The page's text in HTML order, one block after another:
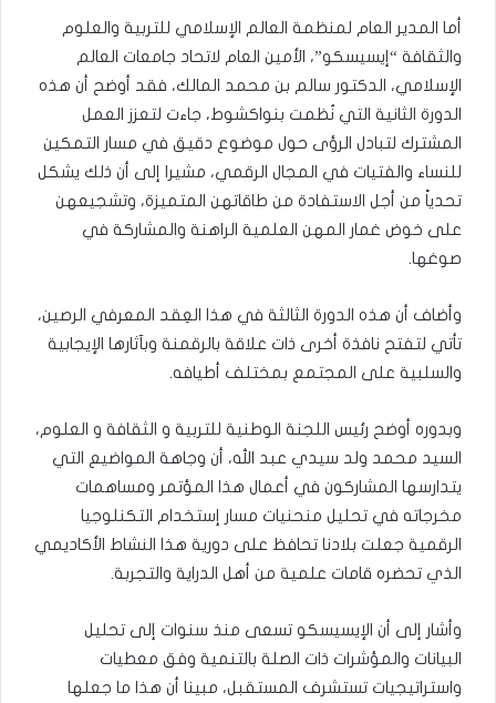
أما المدير العام لمنظمة العالم الإسلامي للتربية والعلوم
والثقافة “إيسيسكو”، الأمين العام لاتحاد جامعات العالم
الإسلامي، الدكتور سالم بن محمد المالك، فقد أوضح أن هذه
الدورة الثانية التي نُظمت بنواكشوط، جاءت لتعزز العمل
المشترك لتبادل الرؤى حول موضوع دقيق في مسار التمكين
للنساء والفتيات في المجال الرقمي، مشيرا إلى أن ذلك يشكل
تحدياً من أجل الاستفادة من طاقاتهن المتميزة، وتشجيعهن
على خوض غمار المهن العلمية الراهنة والمشاركة في
صوغها.
وأضاف أن هذه الدورة الثالثة في هذا العِقد المعرفي الرصين،
تأتي لتفتح نافذة أخرى ذات علاقة بالرقمنة وبآثارها الإيجابية
والسلبية على المجتمع بمختلف أطيافه.
وبدوره أوضح رئيس اللجنة الوطنية للتربية و الثقافة و العلوم،
السيد محمد ولد سيدي عبد الله، أن وجاهة المواضيع التي
يتدارسها المشاركون في أعمال هذا المؤتمر ومساهمات
مخرجاته في تحليل منحنيات مسار إستخدام التكنلوجيا
الرقمية جعلت بلادنا تحافظ على دورية هذا النشاط الأكاديمي
الذي تحضره قامات علمية من أهل الدراية والتجربة.
وأشار إلى أن الإيسيسكو تسعى منذ سنوات إلى تحليل
البيانات والمؤشرات ذات الصلة بالتنمية وفق معطيات
واستراتيجيات تستشرف المستقبل، مبينا أن هذا ما جعلها